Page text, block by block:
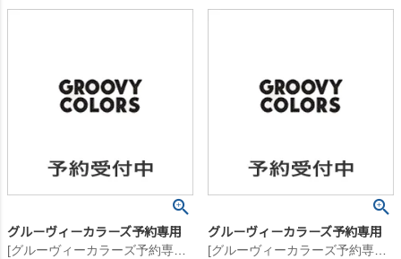
グルーヴィーカラーズ予約専用
[グルーヴィーカラーズ予約専用] テンジク GCS ポケット L/S TEE【8月入荷予定】 3GRグレー
グルーヴィーカラーズ予約専用
[グルーヴィーカラーズ予約専用] テンジク GCS ポケット L/S TEE【8月入荷予定】 2BK黒